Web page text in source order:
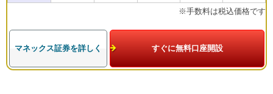
※手数料は税込価格です
マネックス証券を詳しく すぐに無料口座開設